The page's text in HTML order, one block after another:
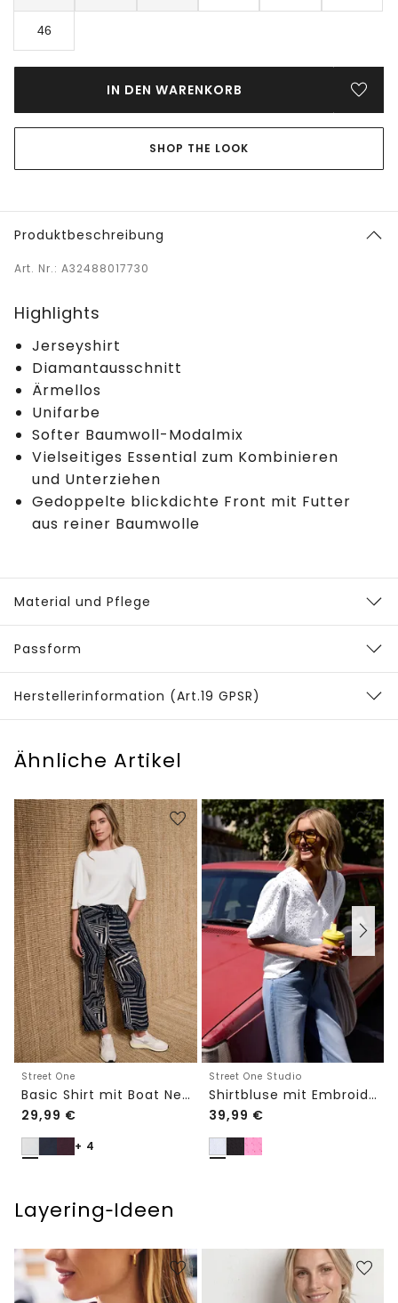
46
IN DEN WARENKORB
SHOP THE LOOK
Produktbeschreibung
Art. Nr.: A32488017730
Highlights
Jerseyshirt
Diamantausschnitt
Ärmellos
Unifarbe
Softer Baumwoll-Modalmix
Vielseitiges Essential zum Kombinieren
und Unterziehen
Gedoppelte blickdichte Front mit Futter
aus reiner Baumwolle
Material und Pflege
Passform
Herstellerinformation (Art.19 GPSR)
Ähnliche Artikel
Street One
Basic Shirt mit Boat Neck und Elastikbund
29,99 €
+ 4
Street One Studio
Shirtbluse mit Embroidery-Front
39,99 €
Layering‑Ideen